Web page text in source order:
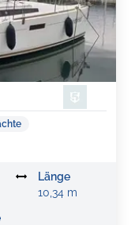
Länge
10,34 m